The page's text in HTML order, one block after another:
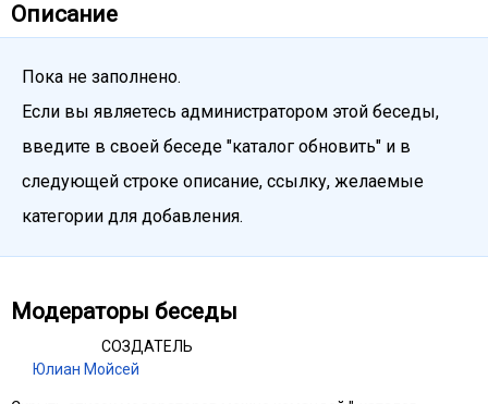
Описание
Пока не заполнено.
Если вы являетесь администратором этой беседы,
введите в своей беседе "каталог обновить" и в
следующей строке описание, ссылку, желаемые
категории для добавления.
Модераторы беседы
СОЗДАТЕЛЬ
Юлиан Мойсей